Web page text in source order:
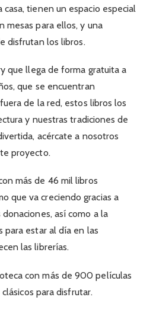
casa, tienen un espacio especial
mesas para ellos, y una
disfrutan los libros.
que llega de forma gratuita a
que se encuentran
de la red, estos libros los
y nuestras tradiciones de
acércate a nosotros
proyecto.
más de 46 mil libros
que va creciendo gracias a
así como a la
para estar al día en las
las librerías.
con más de 900 películas
para disfrutar.